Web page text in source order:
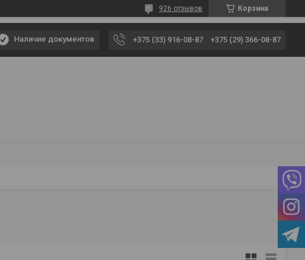
Корзина
926 отзывов
Наличие документов +375 (33) 916-08-87 +375 (29) 366-08-87